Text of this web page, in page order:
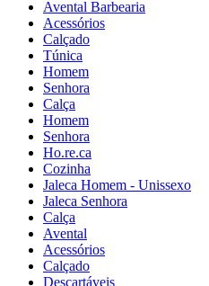
Avental Barbearia
Acessórios
Calçado
Túnica
Homem
Senhora
Calça
Homem
Senhora
Ho.re.ca
Cozinha
Jaleca Homem - Unissexo
Jaleca Senhora
Calça
Avental
Acessórios
Calçado
Descartáveis